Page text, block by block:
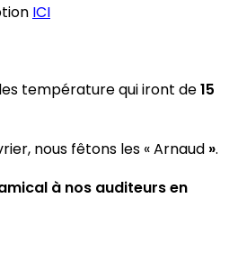
ICI
température qui iront de15
nous fêtons les « Arnaud ».
à nos auditeurs en